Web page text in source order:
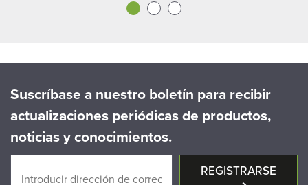
Suscríbase a nuestro boletín para recibir
actualizaciones periódicas de productos,
noticias y conocimientos.
REGISTRARSE